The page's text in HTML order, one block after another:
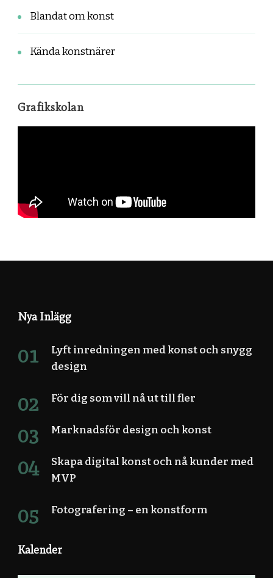
Blandat om konst
Kända konstnärer
Grafikskolan
Nya Inlägg
Lyft inredningen med konst och snygg
design
För dig som vill nå ut till fler
Marknadsför design och konst
Skapa digital konst och nå kunder med
MVP
Fotografering – en konstform
Kalender